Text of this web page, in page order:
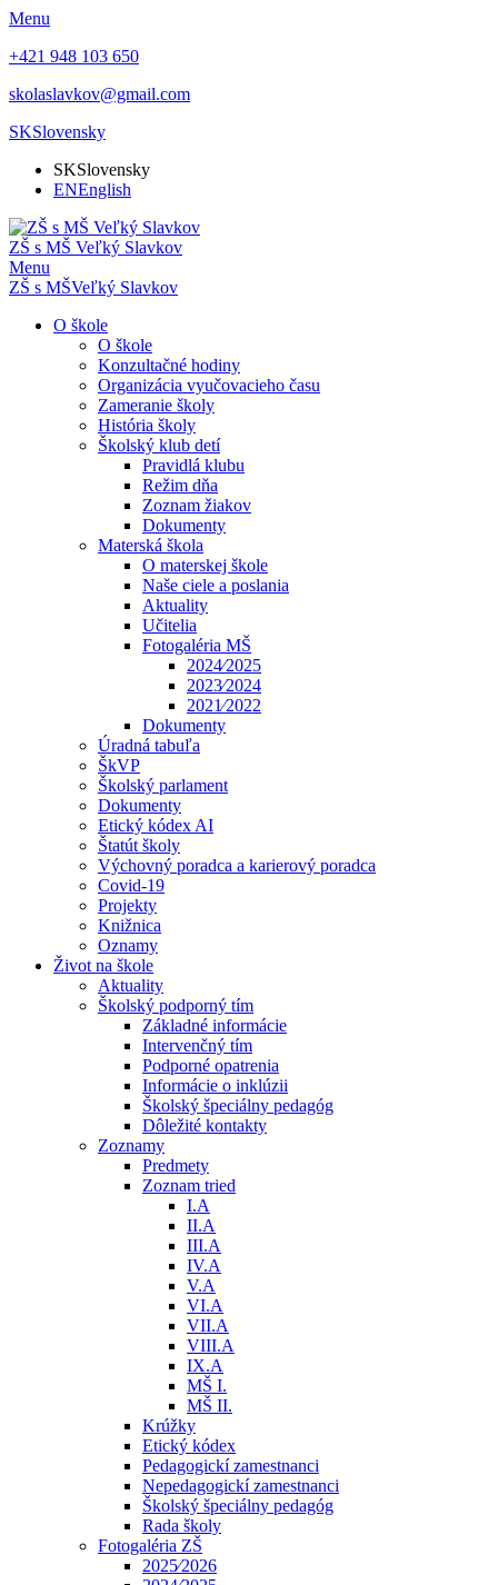
Menu
+421 948 103 650
skolaslavkov@gmail.com
SKSlovensky
SKSlovensky
ENEnglish
ZŠ s MŠ Veľký Slavkov
Menu
ZŠ s MŠVeľký Slavkov
O škole
O škole
Konzultačné hodiny
Organizácia vyučovacieho času
Zameranie školy
História školy
Školský klub detí
Pravidlá klubu
Režim dňa
Zoznam žiakov
Dokumenty
Materská škola
O materskej škole
Naše ciele a poslania
Aktuality
Učitelia
Fotogaléria MŠ
2024⁄2025
2023⁄2024
2021⁄2022
Dokumenty
Úradná tabuľa
ŠkVP
Školský parlament
Dokumenty
Etický kódex AI
Štatút školy
Výchovný poradca a karierový poradca
Covid-19
Projekty
Knižnica
Oznamy
Život na škole
Aktuality
Školský podporný tím
Základné informácie
Intervenčný tím
Podporné opatrenia
Informácie o inklúzii
Školský špeciálny pedagóg
Dôležité kontakty
Zoznamy
Predmety
Zoznam tried
I.A
II.A
III.A
IV.A
V.A
VI.A
VII.A
VIII.A
IX.A
MŠ I.
MŠ II.
Krúžky
Etický kódex
Pedagogickí zamestnanci
Nepedagogickí zamestnanci
Školský špeciálny pedagóg
Rada školy
Fotogaléria ZŠ
2025⁄2026